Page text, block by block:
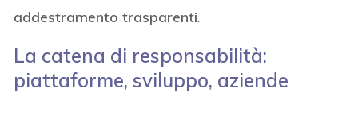
addestramento trasparenti.
La catena di responsabilità:
piattaforme, sviluppo, aziende